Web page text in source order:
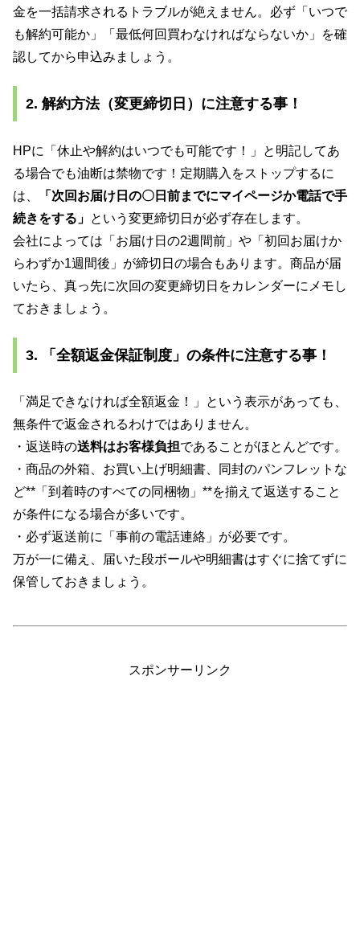
金を一括請求されるトラブルが絶えません。必ず「いつで
も解約可能か」「最低何回買わなければならないか」を確
認してから申込みましょう。
2. 解約方法（変更締切日）に注意する事！
HPに「休止や解約はいつでも可能です！」と明記してあ
る場合でも油断は禁物です！定期購入をストップするに
は、
「次回お届け日の〇日前までにマイページか電話で手
続きをする」 という変更締切日が必ず存在します。
会社によっては「お届け日の2週間前」や「初回お届けか
らわずか1週間後」が締切日の場合もあります。商品が届
いたら、真っ先に次回の変更締切日をカレンダーにメモし
ておきましょう。
3. 「全額返金保証制度」の条件に注意する事！
「満足できなければ全額返金！」という表示があっても、
無条件で返金されるわけではありません。
・返送時の送料はお客様負担であることがほとんどです。
・商品の外箱、お買い上げ明細書、同封のパンフレットな
ど**「到着時のすべての同梱物」**を揃えて返送すること
が条件になる場合が多いです。
・必ず返送前に「事前の電話連絡」が必要です。
万が一に備え、届いた段ボールや明細書はすぐに捨てずに
保管しておきましょう。
スポンサーリンク